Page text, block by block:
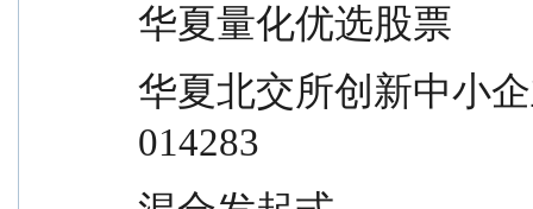
华夏量化优选股票
华夏北交所创新中小
014283